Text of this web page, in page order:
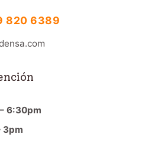
820 6389
6:30pm
3pm